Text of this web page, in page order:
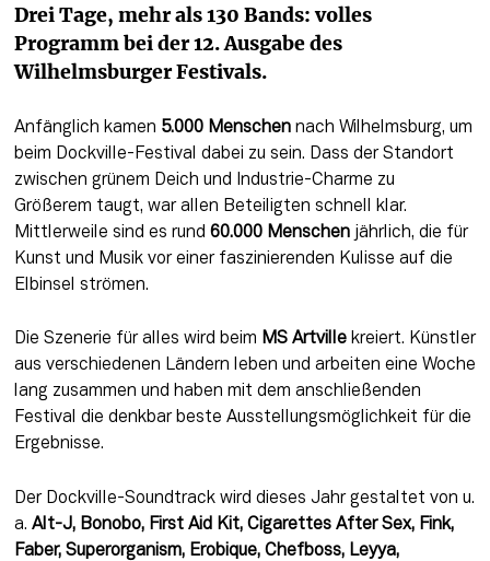
Drei Tage, mehr als 130 Bands: volles
Programm bei der 12. Ausgabe des
Wilhelmsburger Festivals.
Anfänglich kamen 5.000 Menschen nach Wilhelmsburg, um
beim Dockville-Festival dabei zu sein. Dass der Standort
zwischen grünem Deich und Industrie-Charme zu
Größerem taugt, war allen Beteiligten schnell klar.
Mittlerweile sind es rund 60.000 Menschen jährlich, die für
Kunst und Musik vor einer faszinierenden Kulisse auf die
Elbinsel strömen.
Die Szenerie für alles wird beim MS Artville kreiert. Künstler
aus verschiedenen Ländern leben und arbeiten eine Woche
lang zusammen und haben mit dem anschließenden
Festival die denkbar beste Ausstellungsmöglichkeit für die
Ergebnisse.
Der Dockville-Soundtrack wird dieses Jahr gestaltet von u.
a. Alt-J, Bonobo, First Aid Kit, Cigarettes After Sex, Fink,
Faber, Superorganism, Erobique, Chefboss, Leyya,